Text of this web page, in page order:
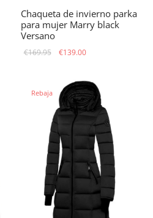
Chaqueta de invierno parka
para mujer Marry black
Versano
€169.95
El precio
era:
€169.95.
€139.00
es:
€139.00.
Rebaja